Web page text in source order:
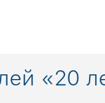
«20